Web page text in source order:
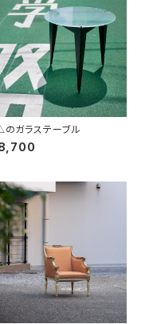
ガラステーブル